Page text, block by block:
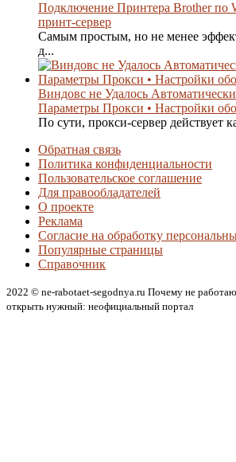
Подключение Принтера Brother по
принт-сервер
Самым простым, но не менее
д...
Виндовс не Удалось
Параметры Прокси • Настройки
По сути, прокси-сервер действует
Обратная связь
Политика конфиденциальности
Пользовательское соглашение
Для правообладателей
О проекте
Реклама
Согласие на обработку
Популярные страницы
Справочник
2022 © ne-rabotaet-segodnya.ru Почему не
открыть нужный: неофициальный портал